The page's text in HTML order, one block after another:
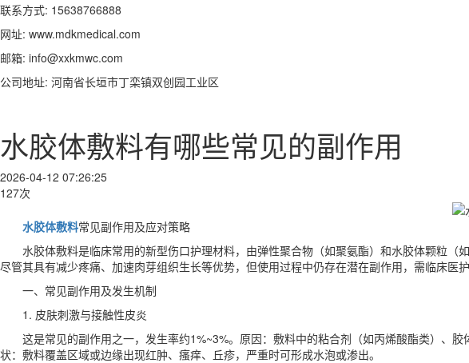
联系方式: 15638766888
网址: www.mdkmedical.com
邮箱: info@xxkmwc.com
公司地址: 河南省长垣市丁栾镇双创园工业区
水胶体敷料有哪些常见的副作用
2026-04-12 07:26:25
127次
水胶体敷料常见副作用及应对策略
水胶体敷料是临床常用的新型伤口护理材料，由弹性聚合物（如聚氨酯）和水胶体颗粒
尽管其具有减少疼痛、加速肉芽组织生长等优势，但使用过程中仍存在潜在副作用，需临床医护
一、常见副作用及发生机制
1. 皮肤刺激与接触性皮炎
这是常见的副作用之一，发生率约1%~3%。原因：敷料中的粘合剂（如丙烯酸酯类）、
状：敷料覆盖区域或边缘出现红肿、瘙痒、丘疹，严重时可形成水泡或渗出。